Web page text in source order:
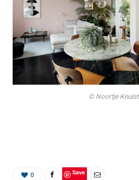
© Noortje Knulst
0 Save